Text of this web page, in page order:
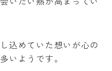
込めていた想いが心の
いようです。